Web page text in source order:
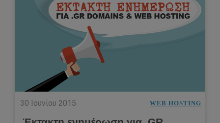
30 Ιουνίου 2015 WEB HOSTING